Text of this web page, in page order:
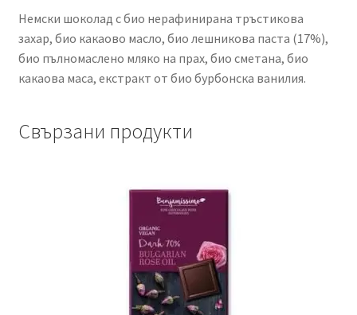
Немски шоколад с био нерафинирана тръстикова
захар, био какаово масло, био лешникова паста (17%),
био пълномаслено мляко на прах, био сметана, био
какаова маса, екстракт от био бурбонска ванилия.
Свързани продукти